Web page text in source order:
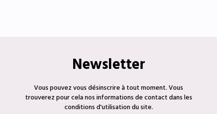
Newsletter
Vous pouvez vous désinscrire à tout moment. Vous
trouverez pour cela nos informations de contact dans les
conditions d'utilisation du site.